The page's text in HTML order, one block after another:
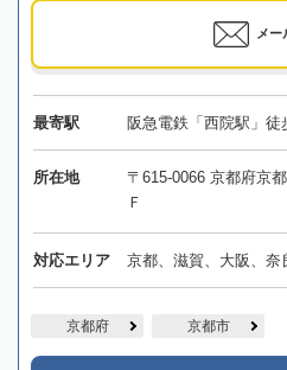
メー
最寄駅 阪急電鉄「西院駅」徒
所在地
〒615-0066 京都府京
Ｆ
対応エリア 京都、滋賀、大阪、奈
京都府 京都市